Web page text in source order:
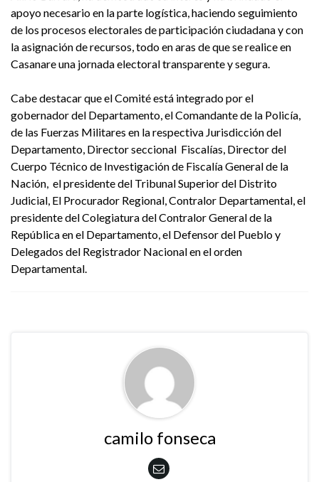
apoyo necesario en la parte logística, haciendo seguimiento
de los procesos electorales de participación ciudadana y con
la asignación de recursos, todo en aras de que se realice en
Casanare una jornada electoral transparente y segura.
Cabe destacar que el Comité está integrado por el
gobernador del Departamento, el Comandante de la Policía,
de las Fuerzas Militares en la respectiva Jurisdicción del
Departamento, Director seccional Fiscalías, Director del
Cuerpo Técnico de Investigación de Fiscalía General de la
Nación, el presidente del Tribunal Superior del Distrito
Judicial, El Procurador Regional, Contralor Departamental, el
presidente del Colegiatura del Contralor General de la
República en el Departamento, el Defensor del Pueblo y
Delegados del Registrador Nacional en el orden
Departamental.
camilo fonseca